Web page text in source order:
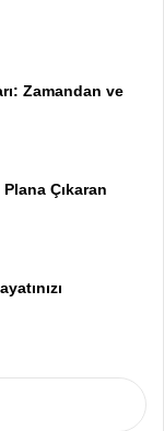
Zamandan ve
Çıkaran